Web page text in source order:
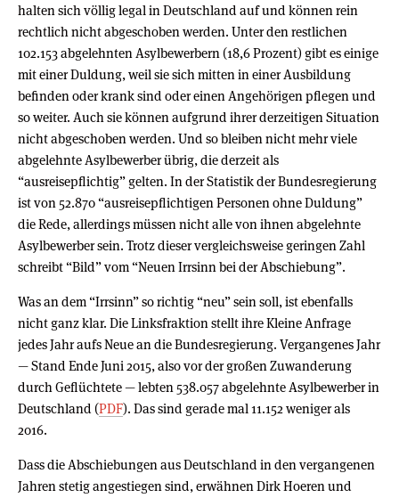
halten sich völlig legal in Deutschland auf und können rein
rechtlich nicht abgeschoben werden. Unter den restlichen
102.153 abgelehnten Asylbewerbern (18,6 Prozent) gibt es einige
mit einer Duldung, weil sie sich mitten in einer Ausbildung
befinden oder krank sind oder einen Angehörigen pflegen und
so weiter. Auch sie können aufgrund ihrer derzeitigen Situation
nicht abgeschoben werden. Und so bleiben nicht mehr viele
abgelehnte Asylbewerber übrig, die derzeit als
“ausreisepflichtig” gelten. In der Statistik der Bundesregierung
ist von 52.870 “ausreisepflichtigen Personen ohne Duldung”
die Rede, allerdings müssen nicht alle von ihnen abgelehnte
Asylbewerber sein. Trotz dieser vergleichsweise geringen Zahl
schreibt “Bild” vom “Neuen Irrsinn bei der Abschiebung”.
Was an dem “Irrsinn” so richtig “neu” sein soll, ist ebenfalls
nicht ganz klar. Die Linksfraktion stellt ihre Kleine Anfrage
jedes Jahr aufs Neue an die Bundesregierung. Vergangenes Jahr
— Stand Ende Juni 2015, also vor der großen Zuwanderung
durch Geflüchtete — lebten 538.057 abgelehnte Asylbewerber in
Deutschland (PDF). Das sind gerade mal 11.152 weniger als
2016.
Dass die Abschiebungen aus Deutschland in den vergangenen
Jahren stetig angestiegen sind, erwähnen Dirk Hoeren und